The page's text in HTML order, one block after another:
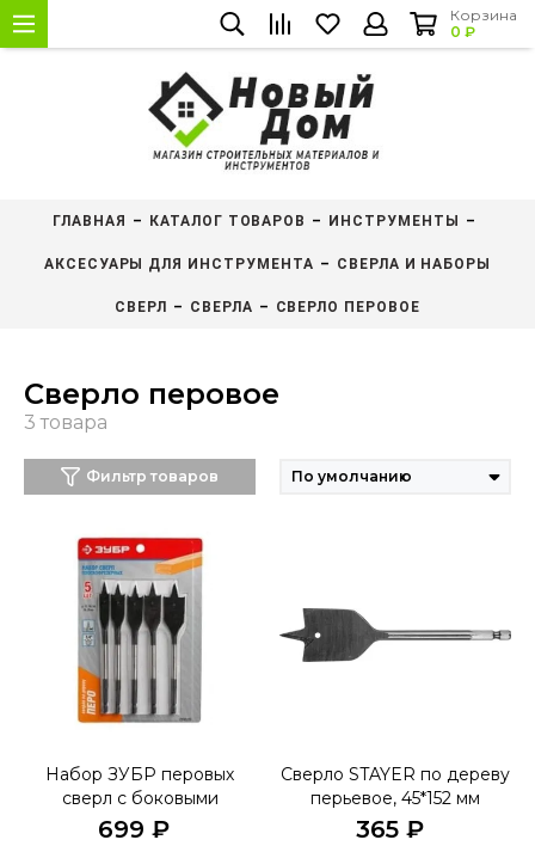
Корзина
0 ₽
ГЛАВНАЯ КАТАЛОГ ТОВАРОВ ИНСТРУМЕНТЫ
АКСЕСУАРЫ ДЛЯ ИНСТРУМЕНТА СВЕРЛА И НАБОРЫ
СВЕРЛ СВЕРЛА СВЕРЛО ПЕРОВОЕ
Сверло перовое
Фильтр товаров
Набор ЗУБР перовых
сверл с боковыми
подрезателями 29505-Н5
699 ₽
Сверло STAYER по дереву
перьевое, 45*152 мм
365 ₽